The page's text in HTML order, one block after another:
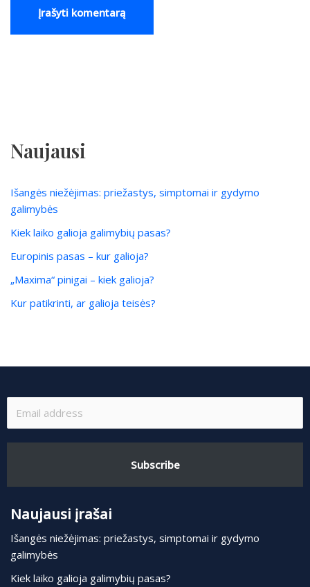
Naujausi
Išangės niežėjimas: priežastys, simptomai ir gydymo
galimybės
Kiek laiko galioja galimybių pasas?
Europinis pasas – kur galioja?
„Maxima“ pinigai – kiek galioja?
Kur patikrinti, ar galioja teisės?
Subscribe
Naujausi įrašai
Išangės niežėjimas: priežastys, simptomai ir gydymo
galimybės
Kiek laiko galioja galimybių pasas?